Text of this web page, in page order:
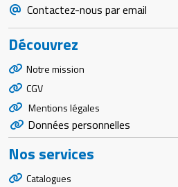
Contactez-nous par email
Découvrez
Notre mission
CGV
Mentions légales
Données personnelles
Nos services
Catalogues